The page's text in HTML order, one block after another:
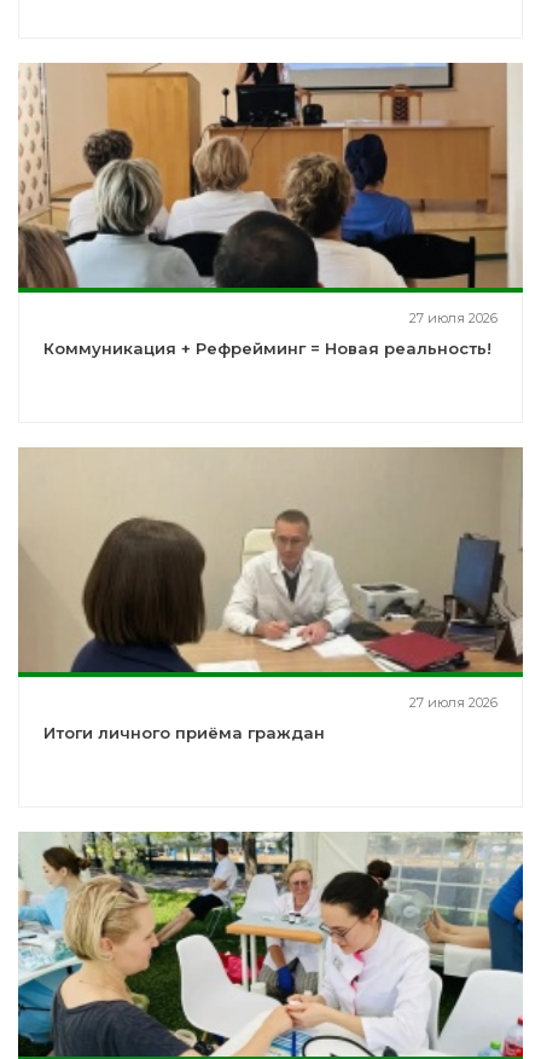
27 июля 2026
Коммуникация + Рефрейминг = Новая реальность!
27 июля 2026
Итоги личного приёма граждан